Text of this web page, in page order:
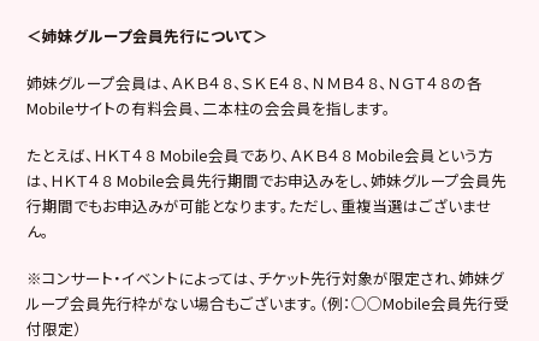
＜姉妹グループ会員先行について＞
姉妹グループ会員は、ＡＫＢ４８、ＳＫＥ４８、ＮＭＢ４８、ＮＧＴ４８の各
Mobileサイトの有料会員、二本柱の会会員を指します。
たとえば、ＨＫＴ４８ Mobile会員であり、ＡＫＢ４８ Mobile会員という方
は、ＨＫＴ４８ Mobile会員先行期間でお申込みをし、姉妹グループ会員先
行期間でもお申込みが可能となります。ただし、重複当選はございませ
ん。
※コンサート・イベントによっては、チケット先行対象が限定され、姉妹グ
ループ会員先行枠がない場合もございます。（例：○○Mobile会員先行受
付限定）